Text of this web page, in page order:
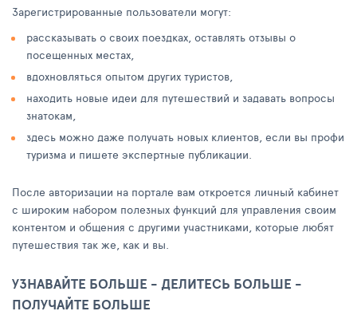
Зарегистрированные пользователи могут:
рассказывать о своих поездках, оставлять отзывы о
посещенных местах,
вдохновляться опытом других туристов,
находить новые идеи для путешествий и задавать вопросы
знатокам,
здесь можно даже получать новых клиентов, если вы профи
туризма и пишете экспертные публикации.
После авторизации на портале вам откроется личный кабинет
с широким набором полезных функций для управления своим
контентом и общения с другими участниками, которые любят
путешествия так же, как и вы.
УЗНАВАЙТЕ БОЛЬШЕ - ДЕЛИТЕСЬ БОЛЬШЕ -
ПОЛУЧАЙТЕ БОЛЬШЕ